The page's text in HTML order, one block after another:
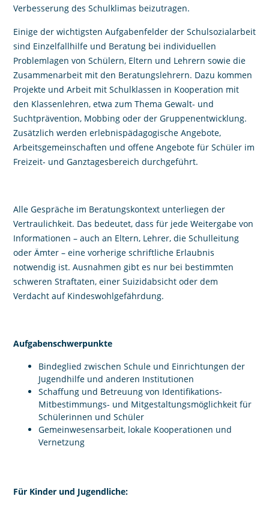
Verbesserung des Schulklimas beizutragen.
Einige der wichtigsten Aufgabenfelder der Schulsozialarbeit
sind Einzelfallhilfe und Beratung bei individuellen
Problemlagen von Schülern, Eltern und Lehrern sowie die
Zusammenarbeit mit den Beratungslehrern. Dazu kommen
Projekte und Arbeit mit Schulklassen in Kooperation mit
den Klassenlehren, etwa zum Thema Gewalt- und
Suchtprävention, Mobbing oder der Gruppenentwicklung.
Zusätzlich werden erlebnispädagogische Angebote,
Arbeitsgemeinschaften und offene Angebote für Schüler im
Freizeit- und Ganztagesbereich durchgeführt.
Alle Gespräche im Beratungskontext unterliegen der
Vertraulichkeit. Das bedeutet, dass für jede Weitergabe von
Informationen – auch an Eltern, Lehrer, die Schulleitung
oder Ämter – eine vorherige schriftliche Erlaubnis
notwendig ist. Ausnahmen gibt es nur bei bestimmten
schweren Straftaten, einer Suizidabsicht oder dem
Verdacht auf Kindeswohlgefährdung.
Aufgabenschwerpunkte
Bindeglied zwischen Schule und Einrichtungen der
Jugendhilfe und anderen Institutionen
Schaffung und Betreuung von Identifikations-
Mitbestimmungs- und Mitgestaltungsmöglichkeit für
Schülerinnen und Schüler
Gemeinwesensarbeit, lokale Kooperationen und
Vernetzung
Für Kinder und Jugendliche: